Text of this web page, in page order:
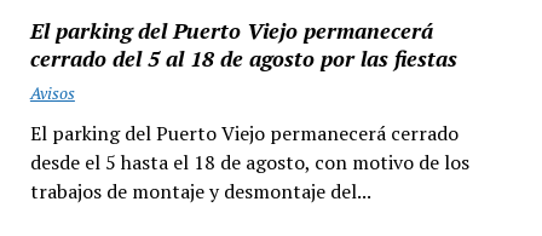
El parking del Puerto Viejo permanecerá
cerrado del 5 al 18 de agosto por las fiestas
Avisos
El parking del Puerto Viejo permanecerá cerrado
desde el 5 hasta el 18 de agosto, con motivo de los
trabajos de montaje y desmontaje del...